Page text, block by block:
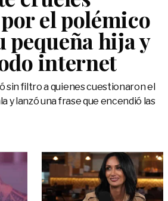
el polémico
pequeña hija y
internet
sin filtro a quienes cuestionaron el
y lanzó una frase que encendió las